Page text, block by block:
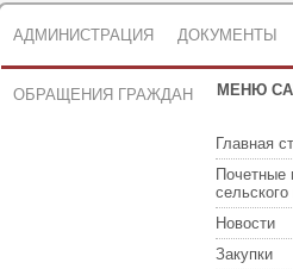
АДМИНИСТРАЦИЯ ДОКУМЕНТЫ
ОБРАЩЕНИЯ ГРАЖДАН МЕНЮ
Главная
Почетные
Новости
Закупки